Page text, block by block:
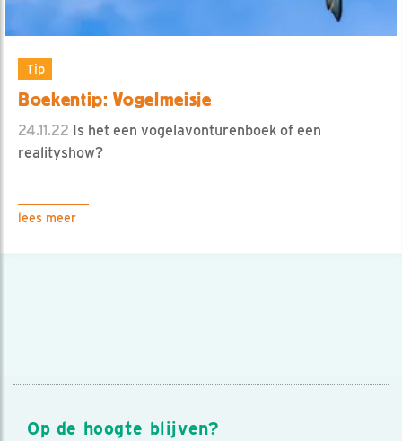
Tip
Boekentip: Vogelmeisje
24.11.22 Is het een vogelavonturenboek of een
realityshow?
lees meer
Op de hoogte blijven?